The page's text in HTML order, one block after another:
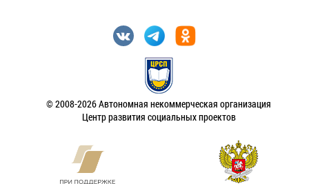
© 2008-2026 Автономная некоммерческая организация
Центр развития социальных проектов